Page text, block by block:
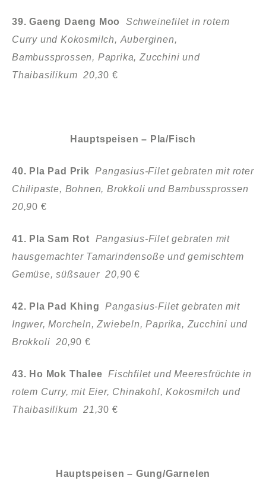
39. Gaeng Daeng Moo
Schweinefilet in rotem
Curry und Kokosmilch, Auberginen,
Bambussprossen, Paprika, Zucchini und
Thaibasilikum 20,30 €
Hauptspeisen – Pla/Fisch
40. Pla Pad Prik
Pangasius-Filet gebraten mit roter
Chilipaste, Bohnen, Brokkoli und Bambussprossen
20,90 €
41. Pla Sam Rot Pangasius-Filet gebraten mit
hausgemachter Tamarindensoße und gemischtem
Gemüse, süßsauer 20,90 €
42. Pla Pad Khing
Pangasius-Filet gebraten mit
Ingwer, Morcheln, Zwiebeln, Paprika, Zucchini und
Brokkoli 20,90 €
43. Ho Mok Thalee
Fischfilet und Meeresfrüchte in
rotem Curry, mit Eier, Chinakohl, Kokosmilch und
Thaibasilikum 21,30 €
Hauptspeisen – Gung/Garnelen